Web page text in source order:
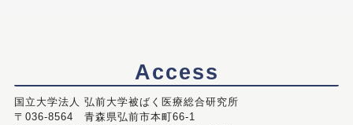
Access
国立大学法人 弘前大学被ばく医療総合研究所
〒036-8564 青森県弘前市本町66-1